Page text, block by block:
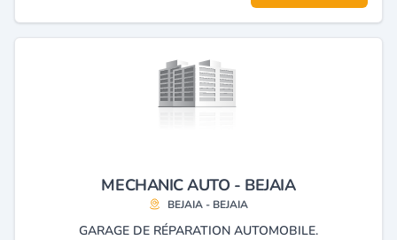
MECHANIC AUTO - BEJAIA
BEJAIA - BEJAIA
GARAGE DE RÉPARATION AUTOMOBILE.